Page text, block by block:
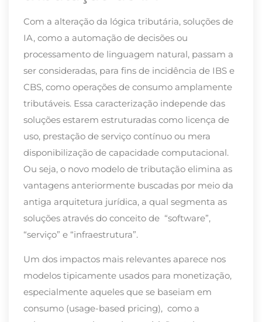
Com a alteração da lógica tributária, soluções de
IA, como a automação de decisões ou
processamento de linguagem natural, passam a
ser consideradas, para fins de incidência de IBS e
CBS, como operações de consumo amplamente
tributáveis. Essa caracterização independe das
soluções estarem estruturadas como licença de
uso, prestação de serviço contínuo ou mera
disponibilização de capacidade computacional.
Ou seja, o novo modelo de tributação elimina as
vantagens anteriormente buscadas por meio da
antiga arquitetura jurídica, a qual segmenta as
soluções através do conceito de “software”,
“serviço” e “infraestrutura”.
Um dos impactos mais relevantes aparece nos
modelos tipicamente usados para monetização,
especialmente aqueles que se baseiam em
consumo (usage-based pricing), como a